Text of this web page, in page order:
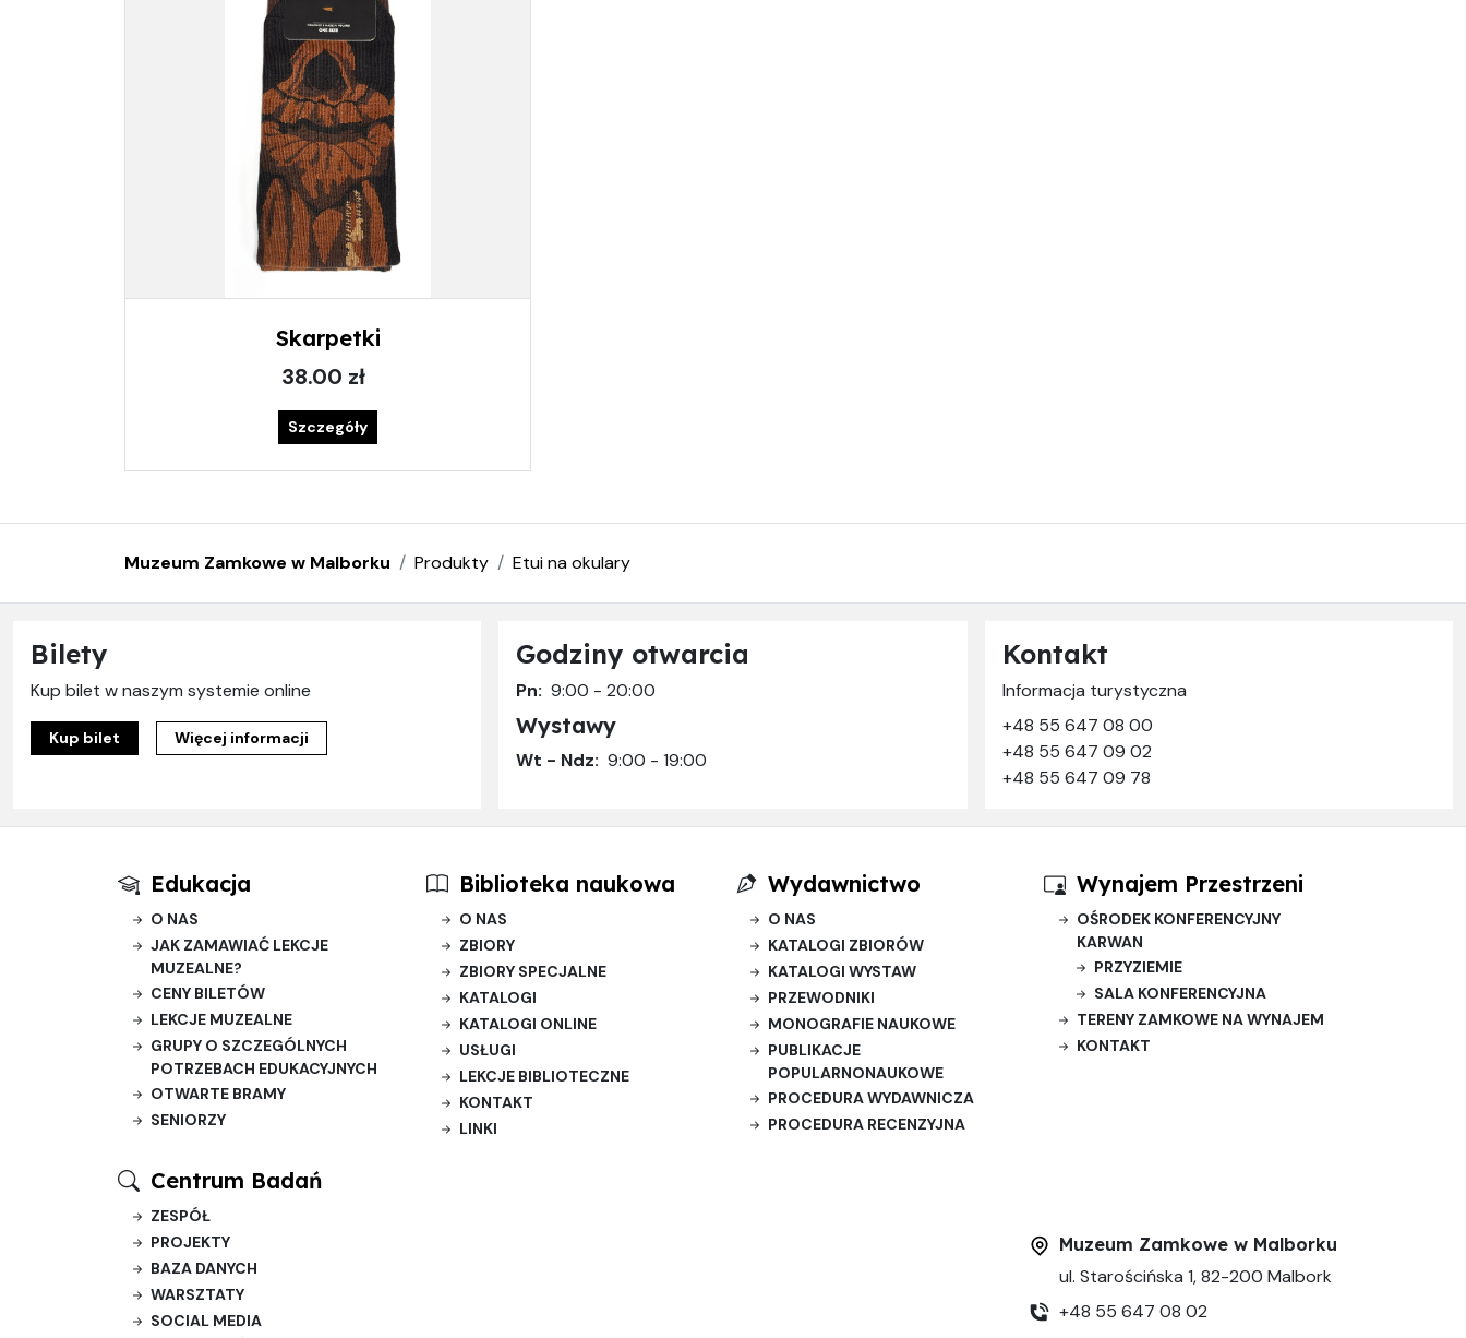
Skarpetki
38.00 zł
Szczegóły
Muzeum Zamkowe w Malborku Produkty Etui na okulary
Bilety
Kup bilet w naszym systemie online
Kup bilet Więcej informacji
Godziny otwarcia
Pn: 9:00 - 20:00
Wystawy
Wt - Ndz: 9:00 - 19:00
Kontakt
Informacja turystyczna
+48 55 647 08 00
+48 55 647 09 02
+48 55 647 09 78
Edukacja
O NAS
JAK ZAMAWIAĆ LEKCJE
MUZEALNE?
CENY BILETÓW
LEKCJE MUZEALNE
GRUPY O SZCZEGÓLNYCH
POTRZEBACH EDUKACYJNYCH
OTWARTE BRAMY
SENIORZY
Biblioteka naukowa
O NAS
ZBIORY
ZBIORY SPECJALNE
KATALOGI
KATALOGI ONLINE
USŁUGI
LEKCJE BIBLIOTECZNE
KONTAKT
LINKI
Wydawnictwo
O NAS
KATALOGI ZBIORÓW
KATALOGI WYSTAW
PRZEWODNIKI
MONOGRAFIE NAUKOWE
PUBLIKACJE
POPULARNONAUKOWE
PROCEDURA WYDAWNICZA
PROCEDURA RECENZYJNA
Wynajem Przestrzeni
OŚRODEK KONFERENCYJNY
KARWAN
PRZYZIEMIE
SALA KONFERENCYJNA
TERENY ZAMKOWE NA WYNAJEM
KONTAKT
Centrum Badań
ZESPÓŁ
PROJEKTY
BAZA DANYCH
WARSZTATY
SOCIAL MEDIA
Muzeum Zamkowe w Malborku
ul. Starościńska 1, 82-200 Malbork
+48 55 647 08 02